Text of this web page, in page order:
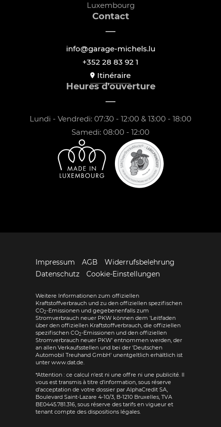
Luxembourg
Contact
info@garage-michels.lu
+352 28 83 92 1
Itinéraire
Heures d'ouverture
Lundi - Vendredi: 07:30 - 12:00 & 13:00 - 18:00
Samedi: 08:00 - 12:00
Impressum AGB
Widerrufsbelehrung
Datenschutz
Cookie-Einstellungen
Weitere Informationen zum offiziellen
Kraftstoffverbrauch und zu den offiziellen spezifischen
CO2-Emissionen und gegebenenfalls zum
Stromverbrauch neuer PKW können dem 'Leitfaden
über den offiziellen Kraftstoffverbrauch, die offiziellen
spezifischen CO2-Emissionen und den offiziellen
Stromverbrauch neuer PKW' entnommen werden, der
an allen Verkaufsstellen und bei der 'Deutschen
Automobil Treuhand GmbH' unentgeltlich erhältlich ist
unter www.dat.de.
*Attention : ce calcul n'est ni une offre ni une publicité. Il
vous est transmis à titre d'information, sous réserve
d'acceptation de votre dossier par AlphaCredit SA,
Boulevard Saint-Lazare 4-10/3, B-1210 Bruxelles, TVA
BE0445.781.316, sous réserve des tarifs en vigueur et
tenant compte des dispositions légales.